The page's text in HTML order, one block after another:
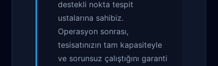
destekli nokta tespit
ustalarına sahibiz.
Operasyon sonrası,
tesisatınızın tam kapasiteyle
ve sorunsuz çalıştığını garanti